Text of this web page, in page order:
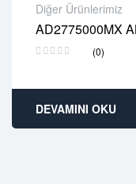
Diğer Ürünlerimiz
AD2775000MX
(0)
2 years warranty
Delivery time: 1-
DEVAMINI OKU